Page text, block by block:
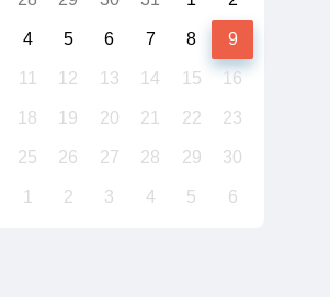
4 5 6 7 8 9
11 12 13 14 15 16
18 19 20 21 22 23
25 26 27 28 29 30
1 2 3 4 5 6